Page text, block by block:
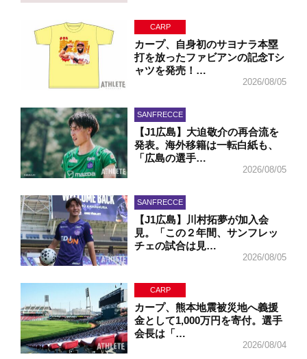
CARP
カープ、自身初のサヨナラ本塁
打を放ったファビアンの記念Tシ
ャツを発売！…
2026/08/05
SANFRECCE
【J1広島】大迫敬介の再合流を
発表。海外移籍は一転白紙も、
「広島の選手…
2026/08/05
SANFRECCE
【J1広島】川村拓夢が加入会
見。「この２年間、サンフレッ
チェの試合は見…
2026/08/05
CARP
カープ、熊本地震被災地へ義援
金として1,000万円を寄付。選手
会長は「…
2026/08/04